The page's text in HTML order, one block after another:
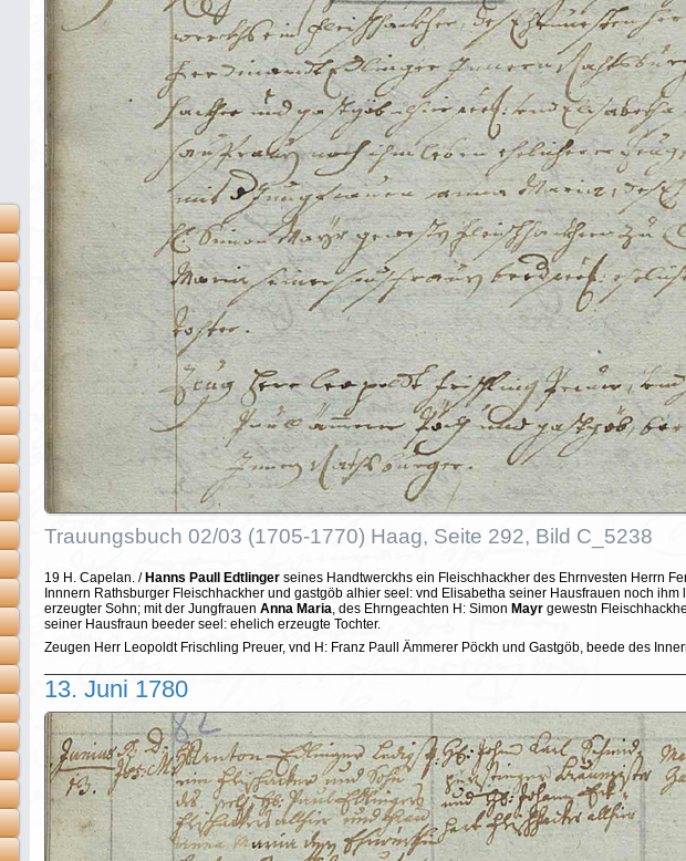
Trauungsbuch 02/03 (1705-1770) Haag, Seite 292, Bild C_5238
19 H. Capelan. / Hanns Paull Edtlinger seines Handtwerckhs ein Fleischhackher des Ehrnvesten Herrn
Innnern Rathsburger Fleischhackher und gastgöb alhier seel: vnd Elisabetha seiner Hausfrauen noch ihm
erzeugter Sohn; mit der Jungfrauen Anna Maria, des Ehrngeachten H: Simon Mayr gewestn
seiner Hausfraun beeder seel: ehelich erzeugte Tochter.
Zeugen Herr Leopoldt Frischling Preuer, vnd H: Franz Paull Ämmerer Pöckh und Gastgöb, beede des
13. Juni 1780